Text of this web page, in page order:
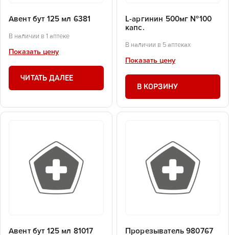
Авент бут 125 мл 6381
В наличии в 1 аптеке
Показать цену
ЧИТАТЬ ДАЛЕЕ
L-аргинин 500мг №100
капс.
В наличии в 5 аптеках
Показать цену
В КОРЗИНУ
Авент бут 125 мл 81017
Прорезыватель 980767